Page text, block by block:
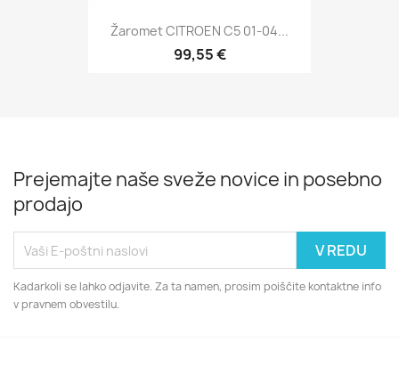
Žaromet CITROEN C5 01-04...
99,55 €
Prejemajte naše sveže novice in posebno
prodajo
Kadarkoli se lahko odjavite. Za ta namen, prosim poiščite kontaktne info
v pravnem obvestilu.